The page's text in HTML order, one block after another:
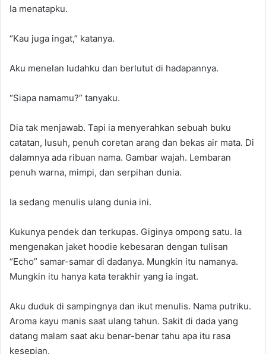
Ia menatapku.
“Kau juga ingat,” katanya.
Aku menelan ludahku dan berlutut di hadapannya.
“Siapa namamu?” tanyaku.
Dia tak menjawab. Tapi ia menyerahkan sebuah buku
catatan, lusuh, penuh coretan arang dan bekas air mata. Di
dalamnya ada ribuan nama. Gambar wajah. Lembaran
penuh warna, mimpi, dan serpihan dunia.
Ia sedang menulis ulang dunia ini.
Kukunya pendek dan terkupas. Giginya ompong satu. Ia
mengenakan jaket hoodie kebesaran dengan tulisan
“Echo” samar-samar di dadanya. Mungkin itu namanya.
Mungkin itu hanya kata terakhir yang ia ingat.
Aku duduk di sampingnya dan ikut menulis. Nama putriku.
Aroma kayu manis saat ulang tahun. Sakit di dada yang
datang malam saat aku benar-benar tahu apa itu rasa
kesepian.